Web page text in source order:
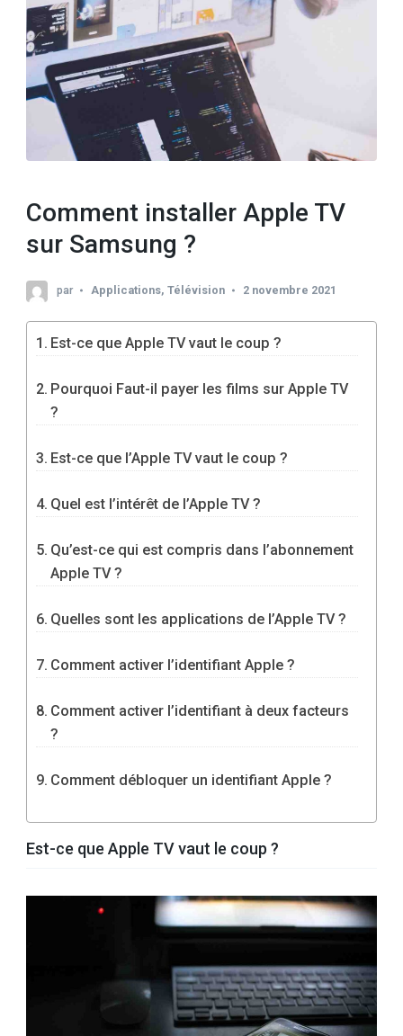
Comment installer Apple TV
sur Samsung ?
par Applications, Télévision 2 novembre 2021
Est-ce que Apple TV vaut le coup ?
Pourquoi Faut-il payer les films sur Apple TV
?
Est-ce que l’Apple TV vaut le coup ?
Quel est l’intérêt de l’Apple TV ?
Qu’est-ce qui est compris dans l’abonnement
Apple TV ?
Quelles sont les applications de l’Apple TV ?
Comment activer l’identifiant Apple ?
Comment activer l’identifiant à deux facteurs
?
Comment débloquer un identifiant Apple ?
Est-ce que Apple TV vaut le coup ?